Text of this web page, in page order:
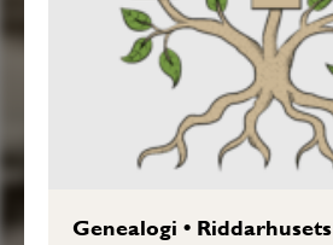
Genealogi •